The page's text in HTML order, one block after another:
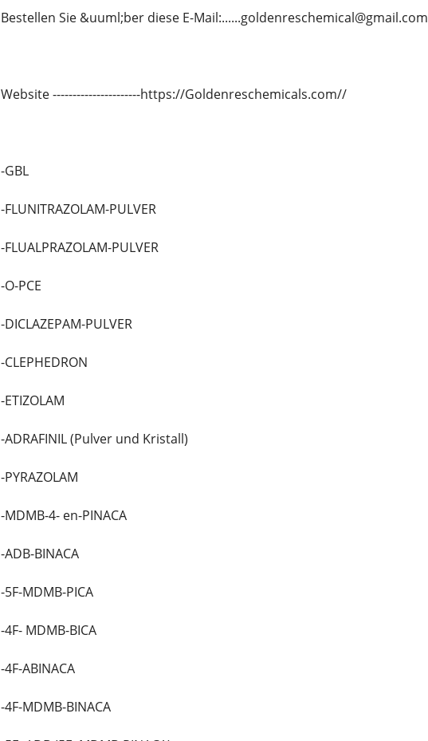
Bestellen Sie &uuml;ber diese E-Mail:......goldenreschemical@gmail.com
Website ----------------------https://Goldenreschemicals.com//
-GBL
-FLUNITRAZOLAM-PULVER
-FLUALPRAZOLAM-PULVER
-O-PCE
-DICLAZEPAM-PULVER
-CLEPHEDRON
-ETIZOLAM
-ADRAFINIL (Pulver und Kristall)
-PYRAZOLAM
-MDMB-4- en-PINACA
-ADB-BINACA
-5F-MDMB-PICA
-4F- MDMB-BICA
-4F-ABINACA
-4F-MDMB-BINACA